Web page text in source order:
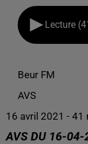
Lecture
Beur FM
AVS
16 avril 2021 - 41
AVS DU 16-04-